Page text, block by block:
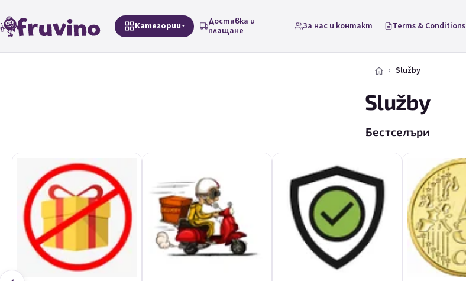
Категории
Доставка и
плащане
За нас и контакт Terms & Conditions
Služby
Služby
Бестселъри